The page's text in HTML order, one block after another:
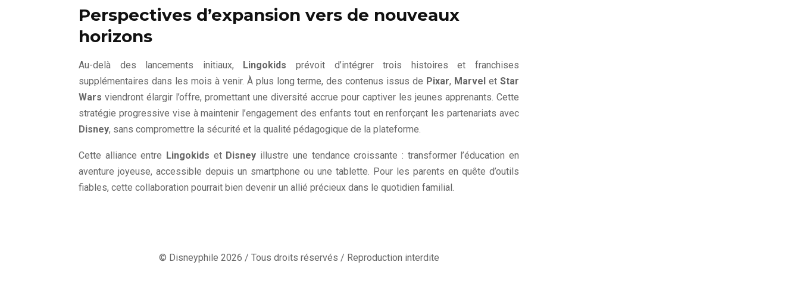
Perspectives d’expansion vers de nouveaux
horizons
Au-delà des lancements initiaux, Lingokids prévoit d’intégrer trois histoires et franchises
supplémentaires dans les mois à venir. À plus long terme, des contenus issus de Pixar, Marvel etStar
Wars viendront élargir l’offre, promettant une diversité accrue pour captiver les jeunes apprenants. Cette
stratégie progressive vise à maintenir l’engagement des enfants tout en renforçant les partenariats avec
Disney, sans compromettre la sécurité et la qualité pédagogique de la plateforme.
Cette alliance entre Lingokids et Disney illustre une tendance croissante : transformer l’éducation en
aventure joyeuse, accessible depuis un smartphone ou une tablette. Pour les parents en quête d’outils
fiables, cette collaboration pourrait bien devenir un allié précieux dans le quotidien familial.
© Disneyphile 2026 / Tous droits réservés / Reproduction interdite